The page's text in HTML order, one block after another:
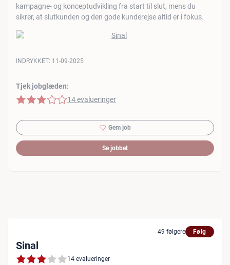
kampagne- og konceptudvikling fra start til slut, mens du
sikrer, at slutkunden og den gode kunderejse altid er i fokus.
Tjek jobglæden:
3 af 5 stjerner
14 evalueringer
INDRYKKET: 11-09-2025
Gem job
Se jobbet
49 følgere Følg
Sinal
14 evalueringer